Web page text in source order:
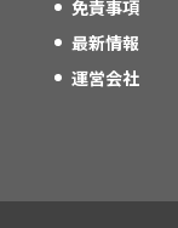
免責事項
最新情報
運営会社